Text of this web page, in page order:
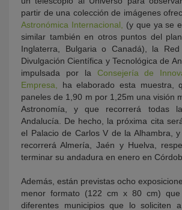
partir de una colección de imágenes
Astronómica Internacional, (y que ya se
similar también en otros puntos del
Inglaterra, Bulgaria o Canadá), la
Divulgación Científica y Tecnológica de
impulsada por la Consejería de
Empresa, ha elaborado esta muestra,
paneles de 1,90 m por 1,25m una visión
Astronomía, y que recorrerá todas
Andalucía. De hecho, la próxima cita
el Palacio de Carlos V de la Alhambra,
recorrerá Almería, Jaén y Huelva,
terminar su andadura en enero en
Además, están previstas ocho
menor formato (122 cm x 80 cm)
diferentes municipios que lo soliciten